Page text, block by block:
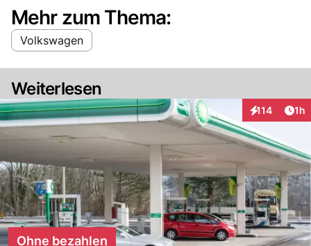
Mehr zum Thema:
Volkswagen
Weiterlesen
114
Interaktionen
1h
Ohne bezahlen